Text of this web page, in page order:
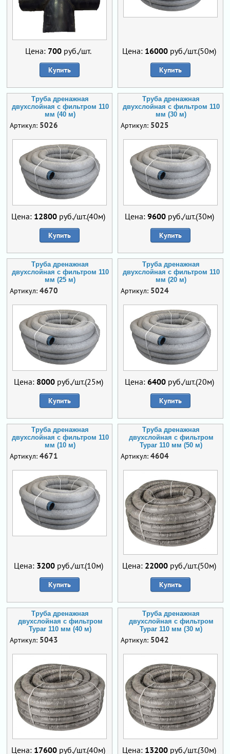
Цена: 700 руб./шт.
Купить
Цена: 16000 руб./шт.(50м)
Купить
Труба дренажная
двухслойная с фильтром 110
мм (40 м)
Артикул: 5026
Цена: 12800 руб./шт.(40м)
Купить
Труба дренажная
двухслойная с фильтром 110
мм (30 м)
Артикул: 5025
Цена: 9600руб./шт.(30м)
Купить
Труба дренажная
двухслойная с фильтром 110
мм (25 м)
Артикул: 4670
Цена: 8000руб./шт.(25м)
Купить
Труба дренажная
двухслойная с фильтром 110
мм (20 м)
Артикул: 5024
Цена: 6400руб./шт.(20м)
Купить
Труба дренажная
двухслойная с фильтром 110
мм (10 м)
Артикул: 4671
Цена: 3200руб./шт.(10м)
Купить
Труба дренажная
двухслойная с фильтром
Typar 110 мм (50 м)
Артикул: 4604
Цена: 22000 руб./шт.(50м)
Купить
Труба дренажная
двухслойная с фильтром
Typar 110 мм (40 м)
Артикул: 5043
Цена: 17600 руб./шт.(40м)
Труба дренажная
двухслойная с фильтром
Typar 110 мм (30 м)
Артикул: 5042
Цена: 13200 руб./шт.(30м)